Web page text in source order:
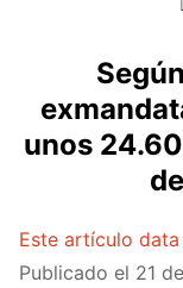
unos
Este artículo
Publicado el 21